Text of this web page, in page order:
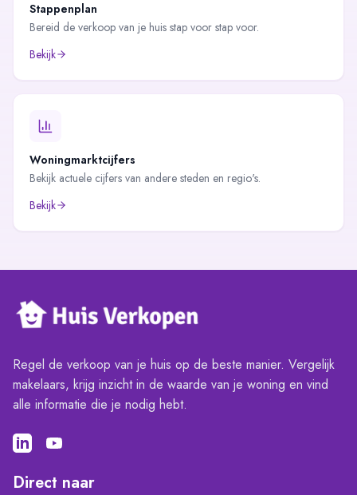
Stappenplan
Bereid de verkoop van je huis stap voor stap voor.
Bekijk
Woningmarktcijfers
Bekijk actuele cijfers van andere steden en regio's.
Bekijk
Regel de verkoop van je huis op de beste manier. Vergelijk
makelaars, krijg inzicht in de waarde van je woning en vind
alle informatie die je nodig hebt.
Direct naar